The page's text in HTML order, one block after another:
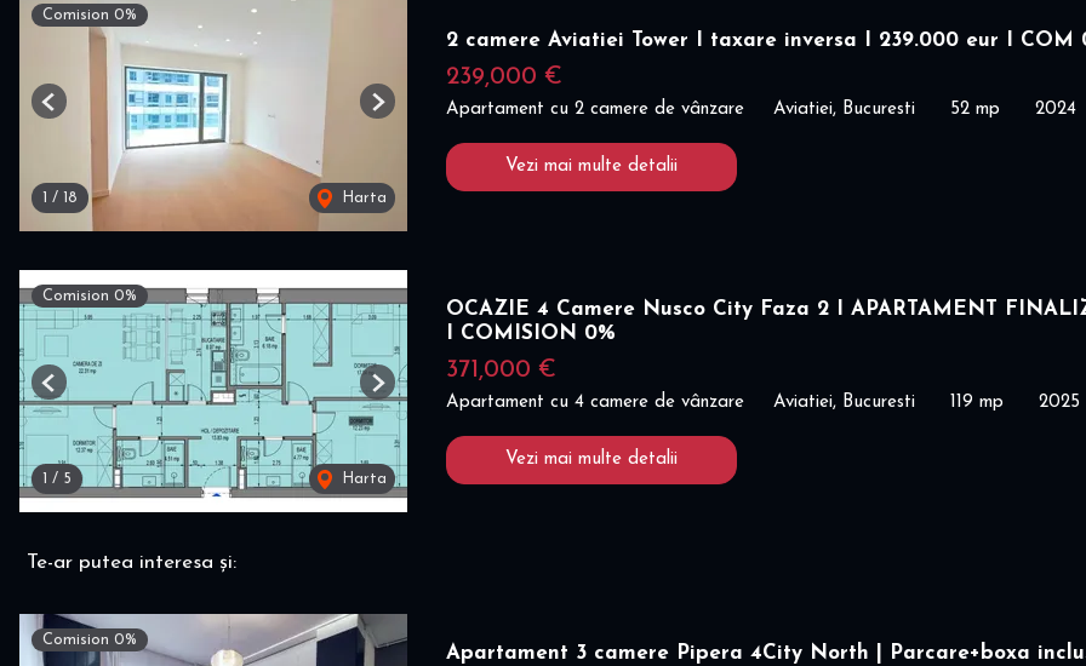
Comision 0%
1 / 18 Harta
Previous Next
2 camere Aviatiei Tower I taxare inversa I 239.000 eur I COM
239,000 €
Apartament cu 2 camere de vânzare Aviatiei, Bucuresti 52 mp 2024
Vezi mai multe detalii
Comision 0%
1 / 5 Harta
Previous Next
OCAZIE 4 Camere Nusco City Faza 2 I APARTAMENT
I COMISION 0%
371,000 €
Apartament cu 4 camere de vânzare Aviatiei, Bucuresti 119 mp 2025
Vezi mai multe detalii
Te-ar putea interesa și:
Comision 0%
Apartament 3 camere Pipera 4City North | Parcare+boxa